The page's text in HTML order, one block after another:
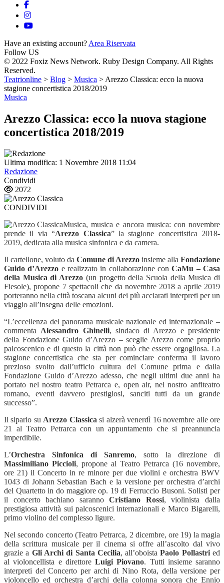
Have an existing account? Area Riservata
Follow US
© 2022 Foxiz News Network. Ruby Design Company. All Rights
Reserved.
Teatrionline > Blog > Musica > Arezzo Classica: ecco la nuova
stagione concertistica 2018/2019
Musica
Arezzo Classica: ecco la nuova stagione
concertistica 2018/2019
Ultima modifica: 1 Novembre 2018 11:04
Redazione
Condividi
2072
CONDIVIDI
Musica, musica e ancora musica: con novembre
prende il via “Arezzo Classica” la stagione concertistica 2018-
2019, dedicata alla musica sinfonica e da camera.
Il cartellone, voluto da Comune di Arezzo insieme alla Fondazione
Guido d’Arezzo e realizzato in collaborazione conCaMu – Casa
della Musica di Arezzo (un progetto della Scuola della Musica di
Fiesole), propone 7 spettacoli che da novembre 2018 a aprile 2019
porteranno nella città toscana alcuni dei più acclarati interpreti per un
viaggio all’insegna delle emozioni.
“L’eccellenza del panorama musicale nazionale ed internazionale –
commenta Alessandro Ghinelli, sindaco di Arezzo e presidente
della Fondazione Guido d’Arezzo – sceglie Arezzo come proprio
palcoscenico e di questo la città non può che essere orgogliosa. La
stagione concertistica che sta per cominciare conferma il lavoro
prezioso svolto dall’ufficio cultura del Comune prima e dalla
Fondazione Guido d’Arezzo adesso, che negli ultimi due anni ha
portato nel nostro teatro Petrarca e, open air, nel nostro anfiteatro
romano, eventi davvero prestigiosi, sanciti tutti da un grande
successo”.
Il sipario su Arezzo Classica si alzerà venerdì 16 novembre alle ore
21 al Teatro Petrarca con un appuntamento che si preannuncia
imperdibile.
L’Orchestra Sinfonica di Sanremo, sotto la direzione di
Massimiliano Piccioli, propone al Teatro Petrarca (16 novembre,
ore 21) il Concerto in re minore per due violini e orchestra BWV
1043 di Johann Sebastian Bach e la versione per orchestra d’archi
del Quartetto in do maggiore op. 19 di Ferruccio Busoni. Solisti per
il concerto bachiano sarannoCristiano Rossi, violinista dalla
prestigiosa attività sui palcoscenici internazionali e Marco Bigarelli,
primo violino del complesso ligure.
Nel secondo concerto (Teatro Petrarca, 2 dicembre, ore 19) la magia
della scrittura musicale per il cinema si offre all’ascolto dal vivo
grazie a Gli Archi di Santa Cecilia, all’oboistaPaolo Pollastried
al violoncellista e direttore Luigi Piovano. Tutti insieme saranno
interpreti del Concerto per archi di Nino Rota, della versione per
violoncello ed orchestra d’archi della colonna sonora che Ennio